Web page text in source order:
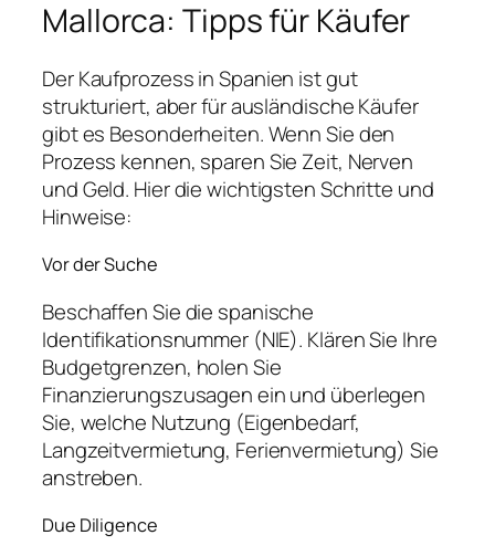
Mallorca: Tipps für Käufer
Der Kaufprozess in Spanien ist gut
strukturiert, aber für ausländische Käufer
gibt es Besonderheiten. Wenn Sie den
Prozess kennen, sparen Sie Zeit, Nerven
und Geld. Hier die wichtigsten Schritte und
Hinweise:
Vor der Suche
Beschaffen Sie die spanische
Identifikationsnummer (NIE). Klären Sie Ihre
Budgetgrenzen, holen Sie
Finanzierungszusagen ein und überlegen
Sie, welche Nutzung (Eigenbedarf,
Langzeitvermietung, Ferienvermietung) Sie
anstreben.
Due Diligence